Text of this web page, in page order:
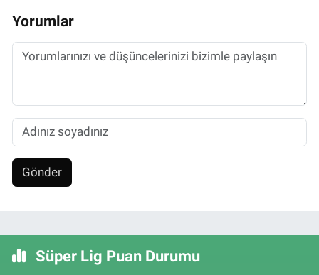
Yorumlar
Gönder
Süper Lig Puan Durumu